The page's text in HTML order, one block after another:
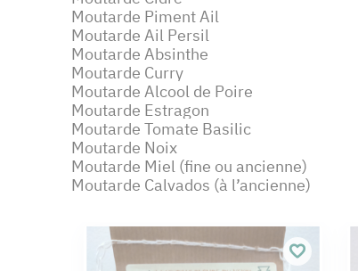
Moutarde Piment Ail
Moutarde Ail Persil
Moutarde Absinthe
Moutarde Curry
Moutarde Alcool de Poire
Moutarde Estragon
Moutarde Tomate Basilic
Moutarde Noix
Moutarde Miel (fine ou ancienne)
Moutarde Calvados (à l’ancienne)